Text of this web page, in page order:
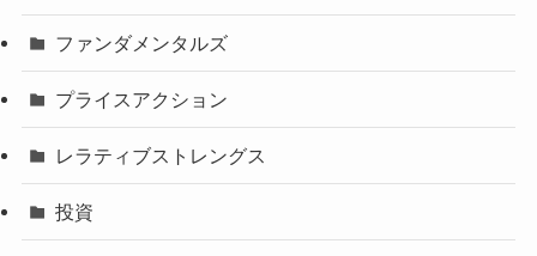
ファンダメンタルズ
プライスアクション
レラティブストレングス
投資